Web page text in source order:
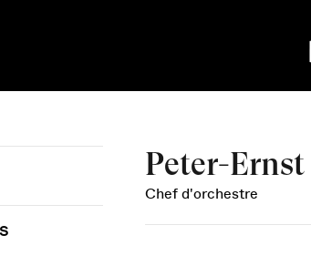
Peter-Ernst
Chef d'orchestre